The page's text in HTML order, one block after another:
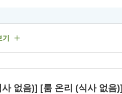
없음)] [룸 온리 (식사 없음)]